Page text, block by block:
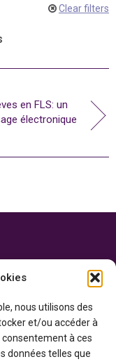
nous utilisons des
et/ou accéder à
à ces
données telles que
Clear filters
en FLS: un
électronique
du gouvernement de
du ministère du